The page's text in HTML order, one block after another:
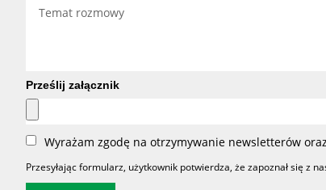
Prześlij załącznik
Wyrażam zgodę na otrzymywanie newsletterów
Przesyłając formularz, użytkownik potwierdza, że zapoznał się z